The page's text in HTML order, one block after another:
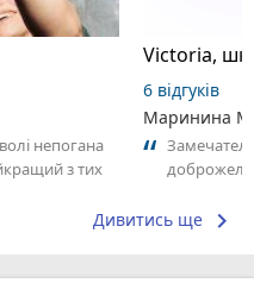
непогана
з тих
6 відгуків
Маринина
Дивитись ще keyboard_arrow_right